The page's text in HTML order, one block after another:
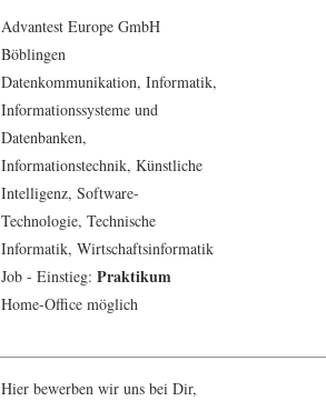
Advantest Europe GmbH
Böblingen
Datenkommunikation, Informatik,
Informationssysteme und
Datenbanken,
Informationstechnik, Künstliche
Intelligenz, Software-
Technologie, Technische
Informatik, Wirtschaftsinformatik
Job - Einstieg: Praktikum
Home-Office möglich
Hier bewerben wir uns bei Dir,